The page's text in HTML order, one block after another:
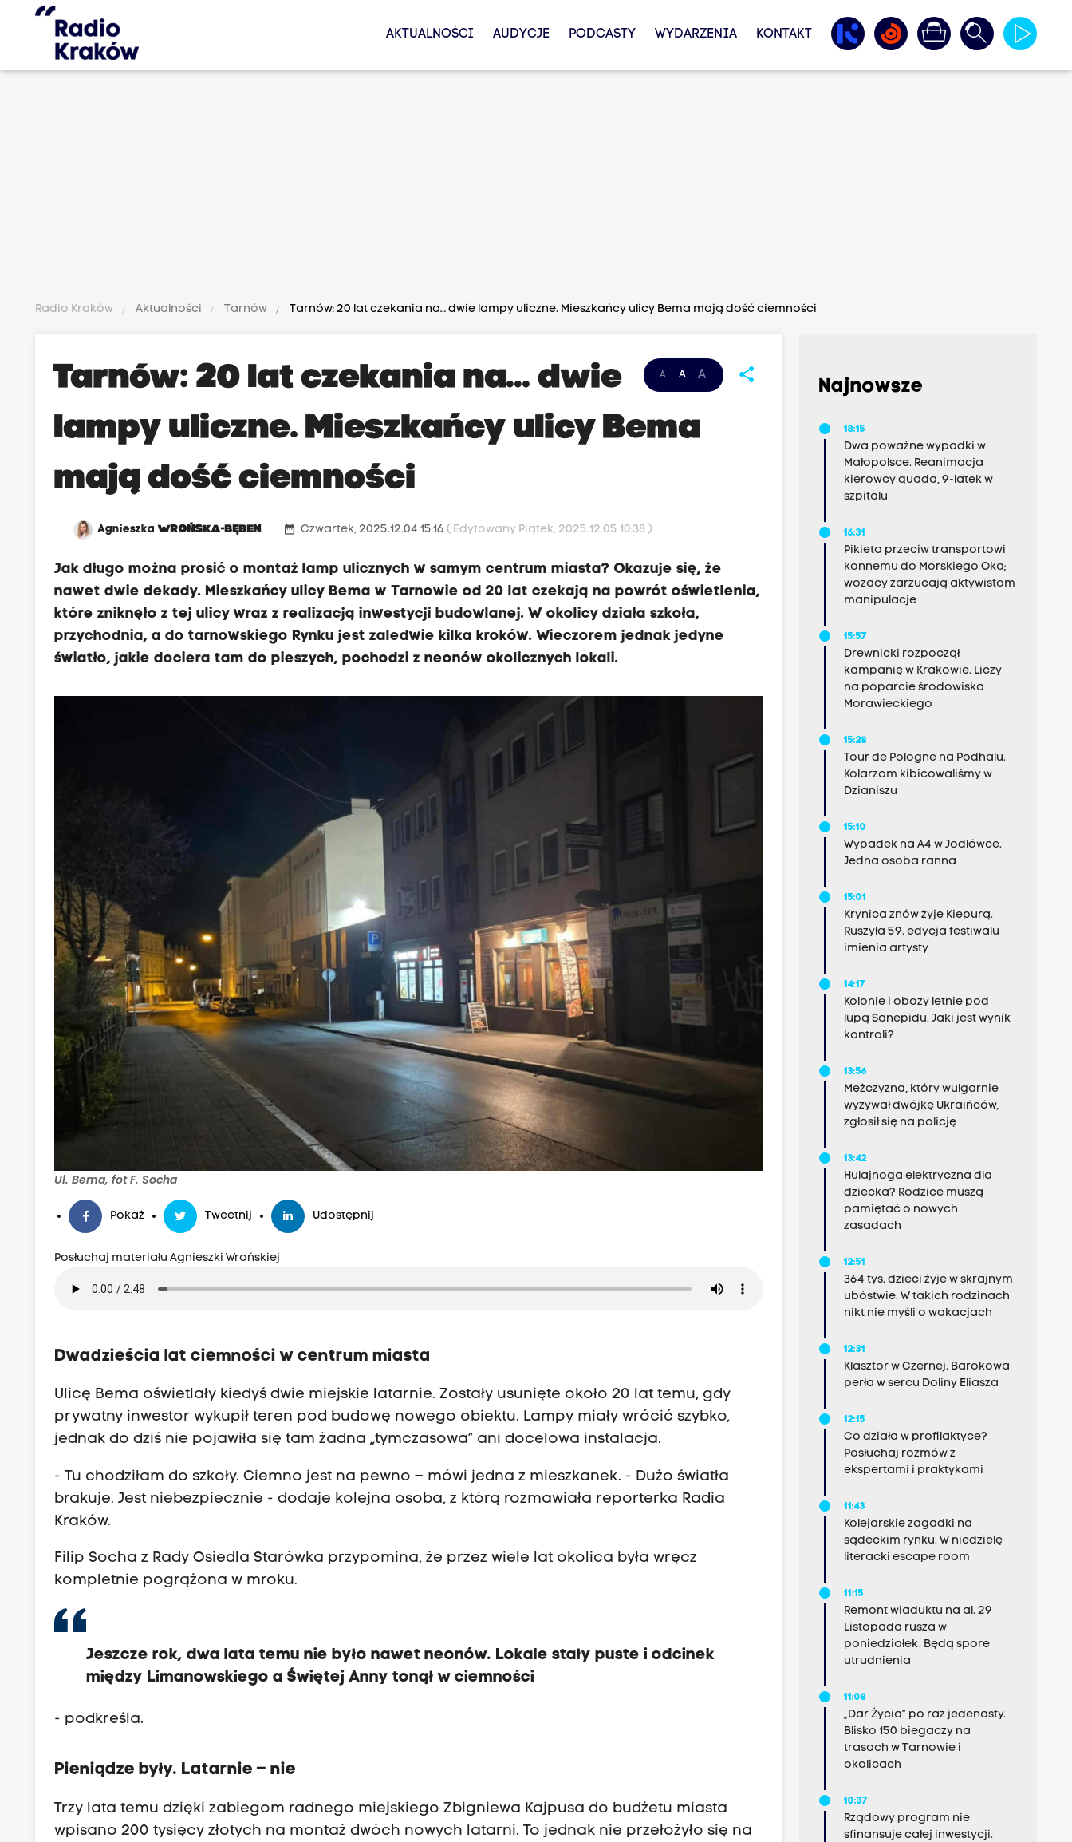
AKTUALNOŚCI AUDYCJE PODCASTY WYDARZENIA KONTAKT
Radio Kraków Aktualności Tarnów Tarnów: 20 lat czekania na… dwie lampy uliczne. Mieszkańcy ulicy Bema mają dość ciemności
A A A share
Tarnów: 20 lat czekania na… dwie
lampy uliczne. Mieszkańcy ulicy Bema
mają dość ciemności
AgnieszkaWROŃSKA-BĘBEN date_range Czwartek, 2025.12.04 15:16( Edytowany Piątek, 2025.12.05 10:38 )
Jak długo można prosić o montaż lamp ulicznych w samym centrum miasta? Okazuje się, że
nawet dwie dekady. Mieszkańcy ulicy Bema w Tarnowie od 20 lat czekają na powrót oświetlenia,
które zniknęło z tej ulicy wraz z realizacją inwestycji budowlanej. W okolicy działa szkoła,
przychodnia, a do tarnowskiego Rynku jest zaledwie kilka kroków. Wieczorem jednak jedyne
światło, jakie dociera tam do pieszych, pochodzi z neonów okolicznych lokali.
Ul. Bema, fot F. Socha
Pokaż Tweetnij Udostępnij
Posłuchaj materiału Agnieszki Wrońskiej
Dwadzieścia lat ciemności w centrum miasta
Ulicę Bema oświetlały kiedyś dwie miejskie latarnie. Zostały usunięte około 20 lat temu, gdy
prywatny inwestor wykupił teren pod budowę nowego obiektu. Lampy miały wrócić szybko,
jednak do dziś nie pojawiła się tam żadna „tymczasowa” ani docelowa instalacja.
- Tu chodziłam do szkoły. Ciemno jest na pewno – mówi jedna z mieszkanek. - Dużo światła
brakuje. Jest niebezpiecznie - dodaje kolejna osoba, z którą rozmawiała reporterka Radia
Kraków.
Filip Socha z Rady Osiedla Starówka przypomina, że przez wiele lat okolica była wręcz
kompletnie pogrążona w mroku.
Jeszcze rok, dwa lata temu nie było nawet neonów. Lokale stały puste i odcinek
między Limanowskiego a Świętej Anny tonął w ciemności
- podkreśla.
Pieniądze były. Latarnie – nie
Trzy lata temu dzięki zabiegom radnego miejskiego Zbigniewa Kajpusa do budżetu miasta
wpisano 200 tysięcy złotych na montaż dwóch nowych latarni. To jednak nie przełożyło się na
Najnowsze
18:15
Dwa poważne wypadki w
Małopolsce. Reanimacja
kierowcy quada, 9-latek w
szpitalu
16:31
Pikieta przeciw transportowi
konnemu do Morskiego Oka;
wozacy zarzucają aktywistom
manipulacje
15:57
Drewnicki rozpoczął
kampanię w Krakowie. Liczy
na poparcie środowiska
Morawieckiego
15:28
Tour de Pologne na Podhalu.
Kolarzom kibicowaliśmy w
Dzianiszu
15:10
Wypadek na A4 w Jodłówce.
Jedna osoba ranna
15:01
Krynica znów żyje Kiepurą.
Ruszyła 59. edycja festiwalu
imienia artysty
14:17
Kolonie i obozy letnie pod
lupą Sanepidu. Jaki jest wynik
kontroli?
13:56
Mężczyzna, który wulgarnie
wyzywał dwójkę Ukraińców,
zgłosił się na policję
13:42
Hulajnoga elektryczna dla
dziecka? Rodzice muszą
pamiętać o nowych
zasadach
12:51
364 tys. dzieci żyje w skrajnym
ubóstwie. W takich rodzinach
nikt nie myśli o wakacjach
12:31
Klasztor w Czernej. Barokowa
perła w sercu Doliny Eliasza
12:15
Co działa w profilaktyce?
Posłuchaj rozmów z
ekspertami i praktykami
11:43
Kolejarskie zagadki na
sądeckim rynku. W niedzielę
literacki escape room
11:15
Remont wiaduktu na al. 29
Listopada rusza w
poniedziałek. Będą spore
utrudnienia
11:08
„Dar Życia” po raz jedenasty.
Blisko 150 biegaczy na
trasach w Tarnowie i
okolicach
10:37
Rządowy program nie
sfinansuje całej inwestycji.